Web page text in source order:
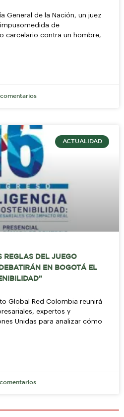
General de la Nación, un juez
de
carcelario contra un hombre,
ACTUALIDAD
REGLAS DEL JUEGO
EN BOGOTÁ EL
Global Red Colombia reunirá
expertos y
Unidas para analizar cómo